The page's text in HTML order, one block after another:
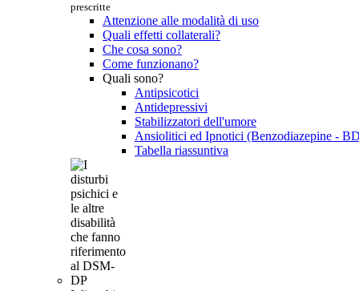
prescritte
Attenzione alle modalità di uso
Quali effetti collaterali?
Che cosa sono?
Come funzionano?
Quali sono?
Antipsicotici
Antidepressivi
Stabilizzatori dell'umore
Ansiolitici ed Ipnotici (Benzodiazepine -
Tabella riassuntiva